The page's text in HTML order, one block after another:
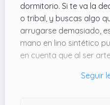
dormitorio. Si te va la
o tribal, y buscas algo
arrugarse demasiado,
mano en lino sintético
en cuenta que al ser
mejor pillar rellenos un